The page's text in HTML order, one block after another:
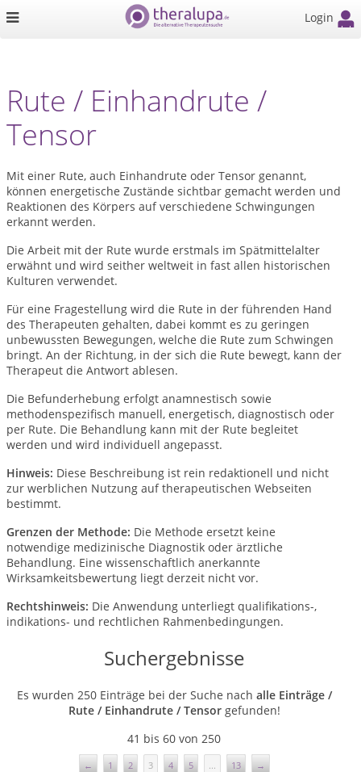
Login
Rute / Einhandrute /
Tensor
Mit einer Rute, auch Einhandrute oder Tensor genannt,
können energetische Zustände sichtbar gemacht werden und
Reaktionen des Körpers auf verschiedene Schwingungen
erkannt werden.
Die Arbeit mit der Rute wurde erstmals im Spätmittelalter
erwähnt und wird seither weltweit in fast allen historischen
Kulturen verwendet.
Für eine Fragestellung wird die Rute in der führenden Hand
des Therapeuten gehalten, dabei kommt es zu geringen
unbewussten Bewegungen, welche die Rute zum Schwingen
bringt. An der Richtung, in der sich die Rute bewegt, kann der
Therapeut die Antwort ablesen.
Die Befunderhebung erfolgt anamnestisch sowie
methodenspezifisch manuell, energetisch, diagnostisch oder
per Rute. Die Behandlung kann mit der Rute begleitet
werden und wird individuell angepasst.
Hinweis: Diese Beschreibung ist rein redaktionell und nicht
zur werblichen Nutzung auf therapeutischen Webseiten
bestimmt.
Grenzen der Methode: Die Methode ersetzt keine
notwendige medizinische Diagnostik oder ärztliche
Behandlung. Eine wissenschaftlich anerkannte
Wirksamkeitsbewertung liegt derzeit nicht vor.
Rechtshinweis: Die Anwendung unterliegt qualifikations-,
indikations- und rechtlichen Rahmenbedingungen.
Suchergebnisse
Es wurden 250 Einträge bei der Suche nach alle Einträge /
Rute / Einhandrute / Tensorgefunden!
41 bis 60 von 250
← 1 2 3 4 5 ... 13 →